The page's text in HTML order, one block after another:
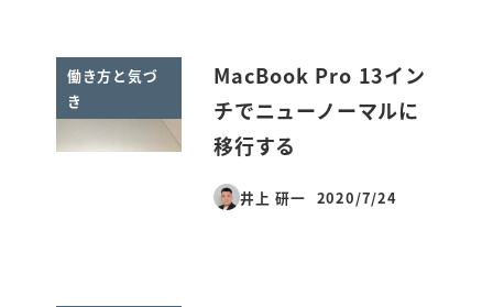
働き方と気づ
き
MacBook Pro 13イン
チでニューノーマルに
移行する
井上 研一
投稿日
2020/7/24